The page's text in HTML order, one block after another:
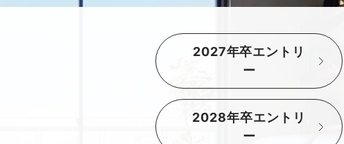
2027年卒エントリ
ー
2028年卒エントリ
ー